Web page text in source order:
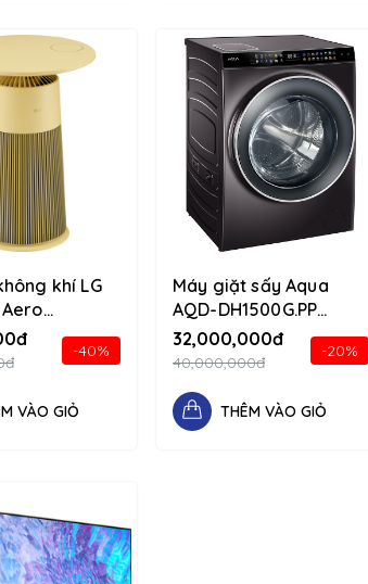
khí LG
d-flex flex-
-40%
VÀO GIỎ
Máy giặt sấy Aqua
AQD-DH1500G.PP
15/10kg 1234 d-flex
flex-column
32,000,000đ
40,000,000đ
-20%
THÊM VÀO GIỎ